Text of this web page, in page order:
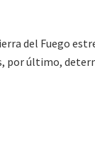
del Fuego
por último,